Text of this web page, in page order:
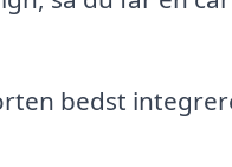
bedst